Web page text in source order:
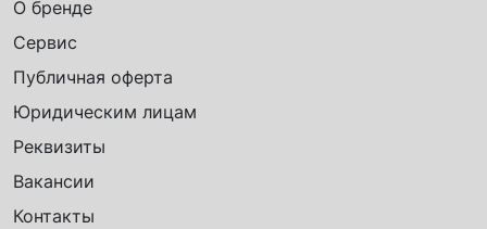
О бренде
Сервис
Публичная оферта
Юридическим лицам
Реквизиты
Вакансии
Контакты